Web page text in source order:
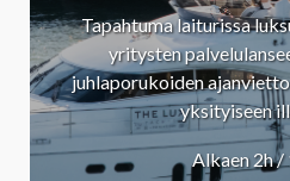
Tapahtuma laiturissa
yritysten
juhlaporukoiden
yksityiseen
Alkaen 2h